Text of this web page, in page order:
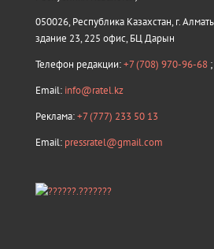
050026, Республика Казахстан, г.
здание 23, 225 офис, БЦ Дарын
Телефон редакции:+7 (708) 970-96-68 ;
Email: info@ratel.kz
Реклама:+7 (777) 233 50 13
Email: pressratel@gmail.com